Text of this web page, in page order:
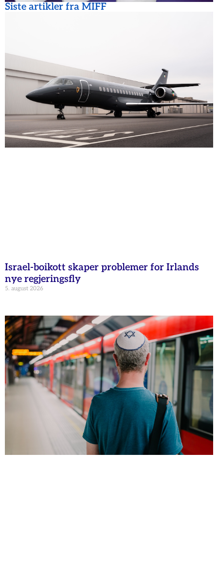
Siste artikler fra MIFF
Israel-boikott skaper problemer for Irlands
nye regjeringsfly
5. august 2026